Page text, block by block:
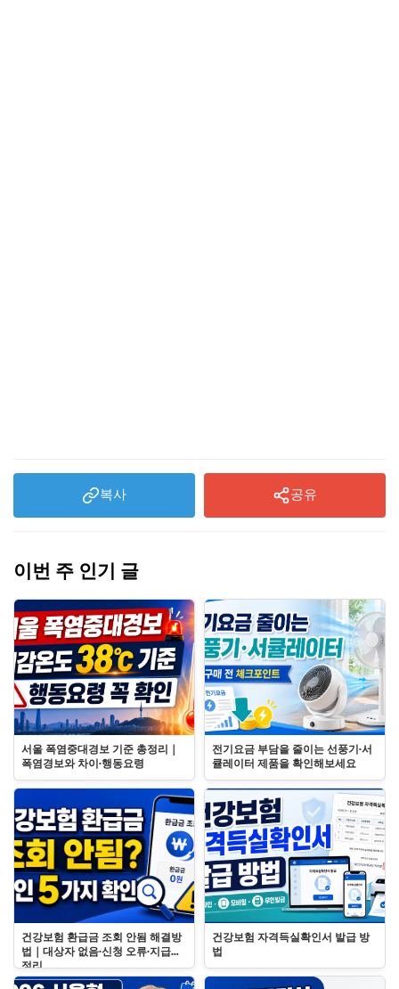
복사 공유
이번 주 인기 글
서울 폭염중대경보 기준 총정리｜
폭염경보와 차이·행동요령
전기요금 부담을 줄이는 선풍기·서
큘레이터 제품을 확인해보세요
건강보험 환급금 조회 안됨 해결방
법｜대상자 없음·신청 오류·지급일
정리
건강보험 자격득실확인서 발급 방
법